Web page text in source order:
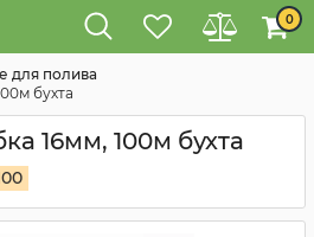
0
для полива
бухта
16мм, 100м бухта